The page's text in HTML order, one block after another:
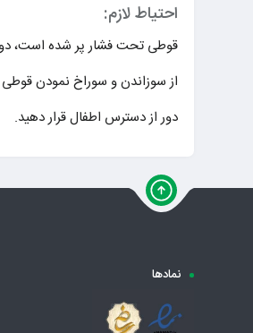
احتیاط لازم:
قوطی تحت فشار پر شده است،
از سوزاندن و سوراخ نمودن قوطی
دور از دسترس اطفال قرار دهید.
نمادها